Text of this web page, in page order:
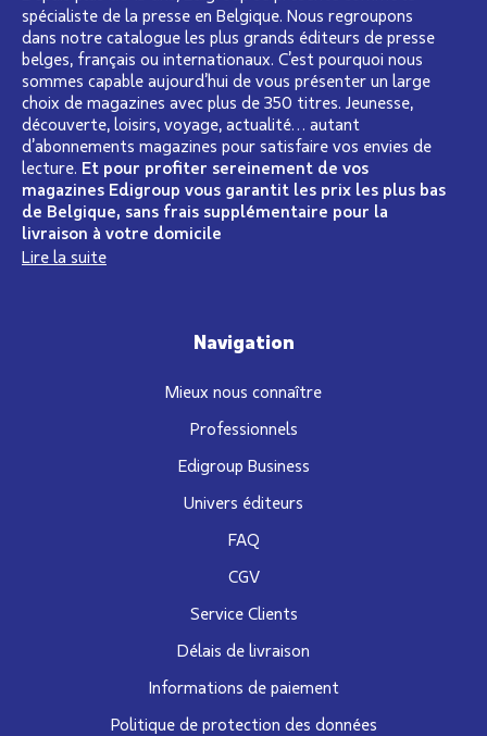
spécialiste de la presse en Belgique. Nous regroupons
dans notre catalogue les plus grands éditeurs de presse
belges, français ou internationaux. C’est pourquoi nous
sommes capable aujourd’hui de vous présenter un large
choix de magazines avec plus de 350 titres. Jeunesse,
découverte, loisirs, voyage, actualité… autant
d’abonnements magazines pour satisfaire vos envies de
lecture. Et pour profiter sereinement de vos
magazines Edigroup vous garantit les prix les plus bas
de Belgique, sans frais supplémentaire pour la
livraison à votre domicile
Lire la suite
Navigation
Mieux nous connaître
Professionnels
Edigroup Business
Univers éditeurs
FAQ
CGV
Service Clients
Délais de livraison
Informations de paiement
Politique de protection des données